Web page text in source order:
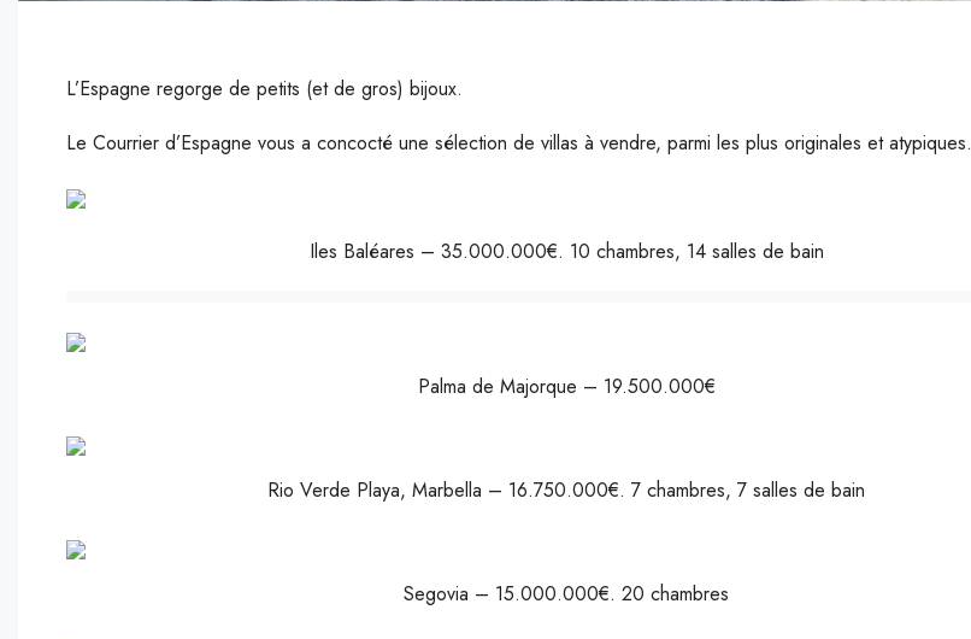
L’Espagne regorge de petits (et de gros) bijoux.
Le Courrier d’Espagne vous a concocté une sélection de villas à vendre, parmi les plus originales et atypiques.
Iles Baléares – 35.000.000€. 10 chambres, 14 salles de bain
Palma de Majorque – 19.500.000€
Rio Verde Playa, Marbella – 16.750.000€. 7 chambres, 7 salles de bain
Segovia – 15.000.000€. 20 chambres